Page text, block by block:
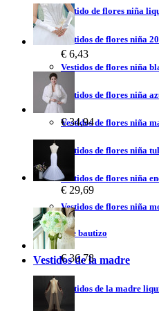
Vestido de flores niña
Vestidos de flores niña
Vestidos de flores niña
Vestidos de flores niña
Vestidos de flores niña
Vestidos de flores niña tul
Vestidos de flores niña
Vestidos de flores niña
Vestidos de bautizo
Vestidos de la madre
Vestidos de la madre
€ 6,43
€ 34,94
€ 29,69
€ 36,78